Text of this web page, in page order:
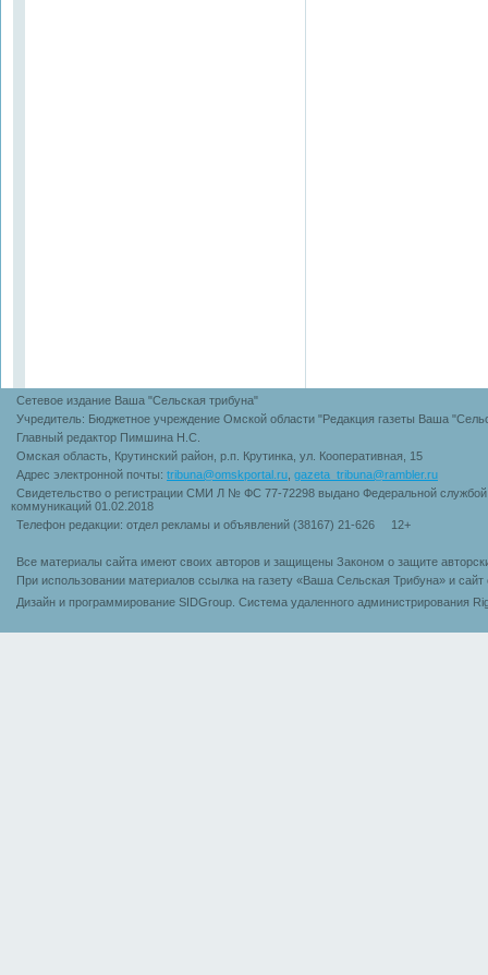
Сетевое издание Ваша "Сельская трибуна"
Учредитель: Бюджетное учреждение Омской области "Редакция газеты Ваша
Главный редактор Пимшина Н.С.
Омская область, Крутинский район, р.п. Крутинка, ул. Кооперативная, 15
Адрес электронной почты: tribuna@omskportal.ru gazeta_tribuna@rambler.ru
Свидетельство о регистрации СМИ Л № ФС 77-72298 выдано Федеральной
коммуникаций 01.02.2018
Телефон редакции: отдел рекламы и объявлений (38167) 21-626 12+
Все материалы сайта имеют своих авторов и защищены Законом о защите
При использовании материалов ссылка на газету «Ваша Сельская Трибуна» и сайт
Дизайн и программирование SIDGroup. Cистема удаленного администрирования